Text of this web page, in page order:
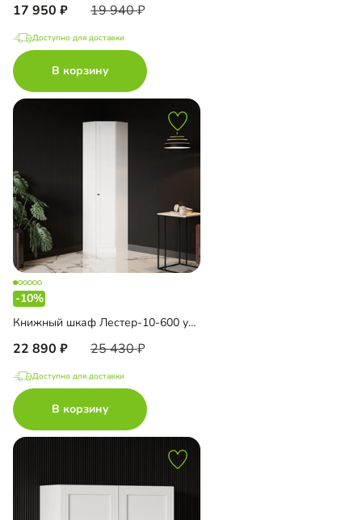
17 950 19 940
Доступно для доставки
В корзину
-10%
Книжный шкаф Лестер-10-600 угловой
22 890 25 430
Доступно для доставки
В корзину